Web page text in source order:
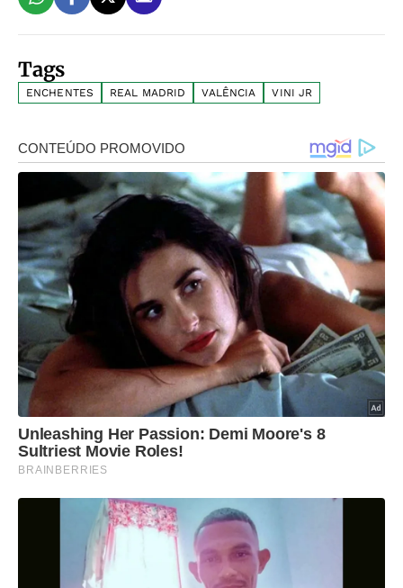
Tags
ENCHENTES REAL MADRID VALÊNCIA VINI JR